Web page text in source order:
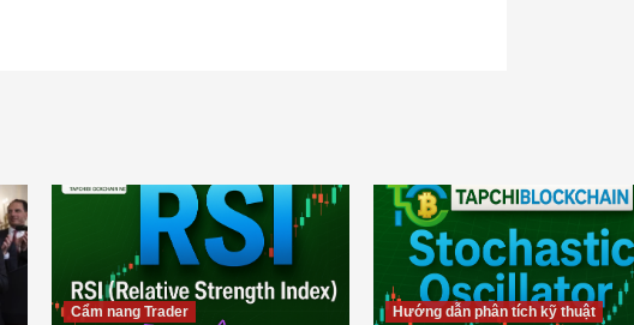
Cẩm nang Trader
Hướng dẫn phân tích kỹ thuật